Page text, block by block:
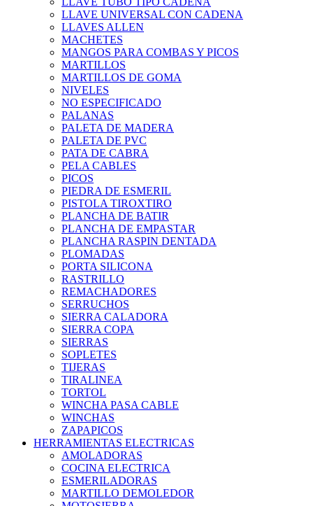
LLAVE UNIVERSAL CON CADENA
LLAVES ALLEN
MACHETES
MANGOS PARA COMBAS Y PICOS
MARTILLOS
MARTILLOS DE GOMA
NIVELES
NO ESPECIFICADO
PALANAS
PALETA DE MADERA
PALETA DE PVC
PATA DE CABRA
PELA CABLES
PICOS
PIEDRA DE ESMERIL
PISTOLA TIROXTIRO
PLANCHA DE BATIR
PLANCHA DE EMPASTAR
PLANCHA RASPIN DENTADA
PLOMADAS
PORTA SILICONA
RASTRILLO
REMACHADORES
SERRUCHOS
SIERRA CALADORA
SIERRA COPA
SIERRAS
SOPLETES
TIJERAS
TIRALINEA
TORTOL
WINCHA PASA CABLE
WINCHAS
ZAPAPICOS
HERRAMIENTAS ELECTRICAS
AMOLADORAS
COCINA ELECTRICA
ESMERILADORAS
MARTILLO DEMOLEDOR